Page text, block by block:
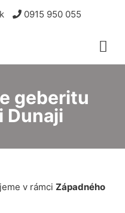
0915 950 055
geberitu
Dunaji
v rámci Západného